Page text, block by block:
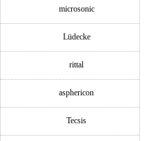
microsonic
Lüdecke
rittal
asphericon
Tecsis